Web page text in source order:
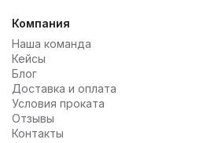
Компания
Наша команда
Кейсы
Блог
Доставка и оплата
Условия проката
Отзывы
Контакты